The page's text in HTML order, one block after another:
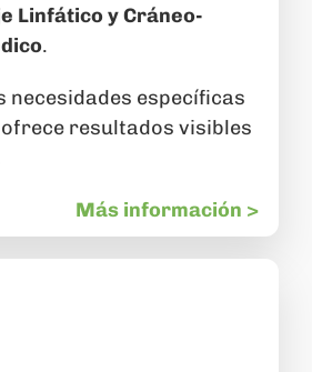
Linfático y Cráneo-
.
necesidades específicas
ofrece resultados visibles
Más información >